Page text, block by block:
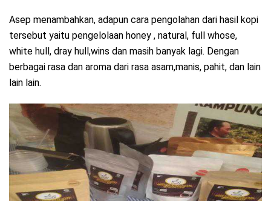
Asep menambahkan, adapun cara pengolahan dari hasil kopi
tersebut yaitu pengelolaan honey , natural, full whose,
white hull, dray hull,wins dan masih banyak lagi. Dengan
berbagai rasa dan aroma dari rasa asam,manis, pahit, dan lain
lain lain.